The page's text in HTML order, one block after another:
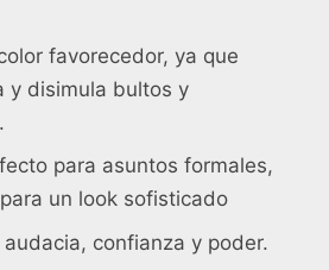
favorecedor, ya que
y disimula bultos y
para asuntos formales,
un look sofisticado
confianza y poder.